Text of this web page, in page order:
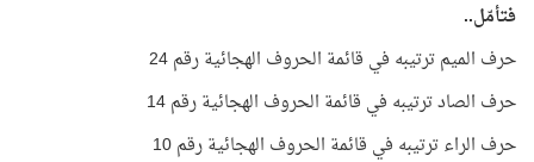
فتأمّل..
حرف الميم ترتيبه في قائمة الحروف الهجائية رقم 24
حرف الصاد ترتيبه في قائمة الحروف الهجائية رقم 14
حرف الراء ترتيبه في قائمة الحروف الهجائية رقم 10